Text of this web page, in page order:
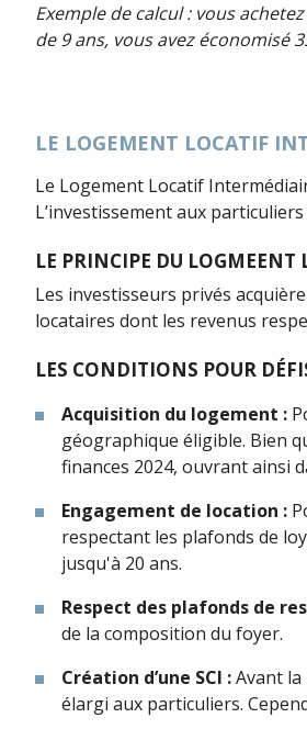
Exemple de calcul : vous
de 9 ans, vous avez économisé
LE LOGEMENT LOCATIF
Le Logement Locatif
L’investissement aux
LE PRINCIPE DU
Les investisseurs privés
locataires dont les revenus
LES CONDITIONS POUR
Acquisition du logement :
géographique éligible. Bien
finances 2024, ouvrant ainsi
Engagement de location :
respectant les plafonds de
jusqu'à 20 ans.
Respect des plafonds de
de la composition du foyer.
Création d’une SCI :Avant
élargi aux particuliers.